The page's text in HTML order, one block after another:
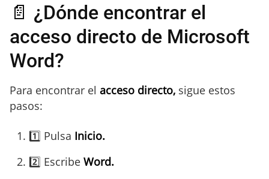
📄 ¿Dónde encontrar el
acceso directo de Microsoft
Word?
Para encontrar el acceso directo, sigue estos
pasos:
1️⃣ Pulsa Inicio.
2️⃣ Escribe Word.